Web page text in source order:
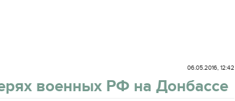
06.05.2016, 12:42
военных РФ на Донбассе